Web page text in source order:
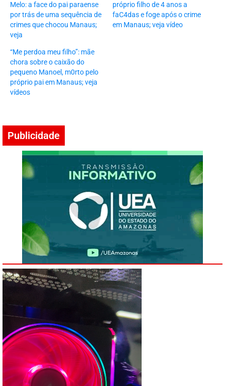
Melo: a face do pai paraense
por trás de uma sequência de
crimes que chocou Manaus;
veja
próprio filho de 4 anos a
faC4das e foge após o crime
em Manaus; veja vídeo
“Me perdoa meu filho”: mãe
chora sobre o caixão do
pequeno Manoel, m0rto pelo
próprio pai em Manaus; veja
vídeos
Publicidade